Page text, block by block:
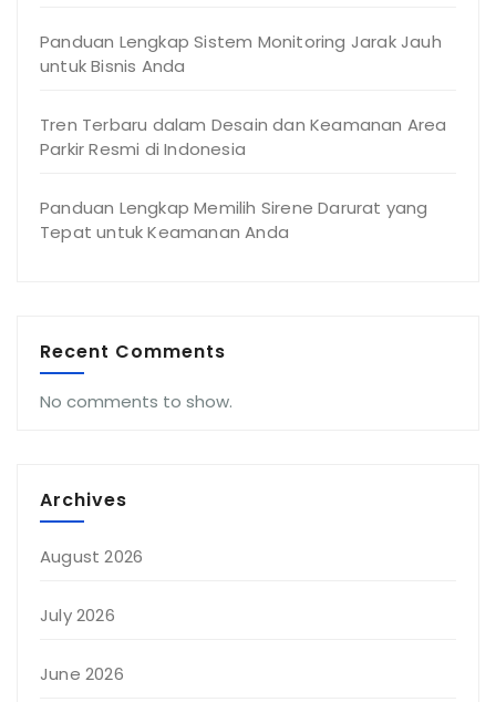
Panduan Lengkap Sistem Monitoring Jarak Jauh
untuk Bisnis Anda
Tren Terbaru dalam Desain dan Keamanan Area
Parkir Resmi di Indonesia
Panduan Lengkap Memilih Sirene Darurat yang
Tepat untuk Keamanan Anda
Recent Comments
No comments to show.
Archives
August 2026
July 2026
June 2026